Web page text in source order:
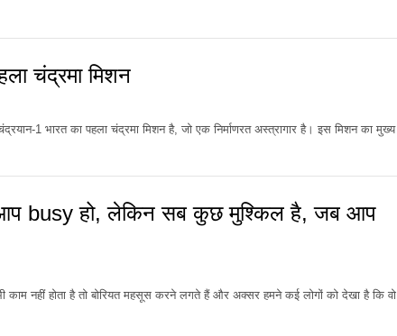
चंद्रमा मिशन
1 भारत का पहला चंद्रमा मिशन है, जो एक निर्माणरत अस्त्रागार है। इस मिशन का मुख्य
busy हो, लेकिन सब कुछ मुश्किल है, जब आप
काम नहीं होता है तो बोरियत महसूस करने लगते हैं और अक्सर हमने कई लोगों को देखा है कि वो